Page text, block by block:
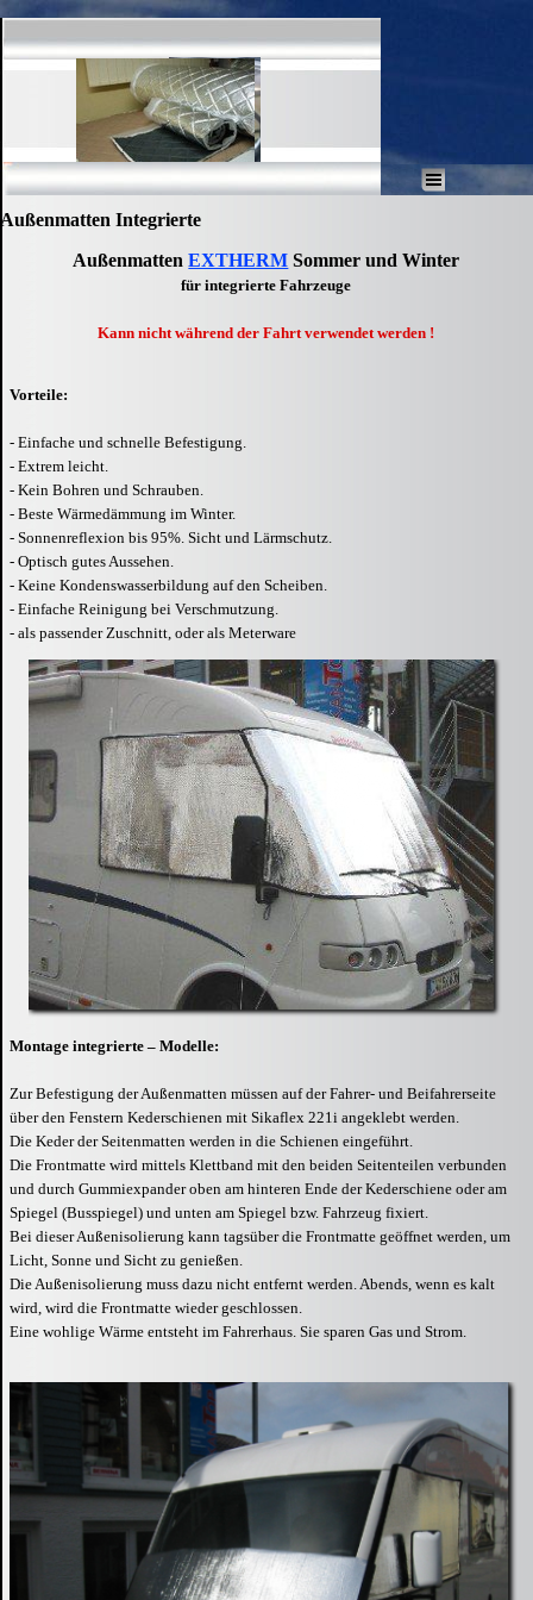
Direkt zum Seiteninhalt
Außenmatten Integrierte
AußenmattenEXTHERM Sommer und Winter
für integrierte Fahrzeuge
Kann nicht während der Fahrt verwendet werden !
Vorteile:
- Einfache und schnelle Befestigung.
- Extrem leicht.
- Kein Bohren und Schrauben.
- Beste Wärmedämmung im Winter.
- Sonnenreflexion bis 95%. Sicht und Lärmschutz.
- Optisch gutes Aussehen.
- Keine Kondenswasserbildung auf den Scheiben.
- Einfache Reinigung bei Verschmutzung.
- als passender Zuschnitt, oder als Meterware
Montage integrierte – Modelle:
Zur Befestigung der Außenmatten müssen auf der Fahrer- und Beifahrerseite
über den Fenstern Kederschienen mit Sikaflex 221i angeklebt werden.
Die Keder der Seitenmatten werden in die Schienen eingeführt.
Die Frontmatte wird mittels Klettband mit den beiden Seitenteilen verbunden
und durch Gummiexpander oben am hinteren Ende der Kederschiene oder am
Spiegel (Busspiegel) und unten am Spiegel bzw. Fahrzeug fixiert.
Bei dieser Außenisolierung kann tagsüber die Frontmatte geöffnet werden, um
Licht, Sonne und Sicht zu genießen.
Die Außenisolierung muss dazu nicht entfernt werden. Abends, wenn es kalt
wird, wird die Frontmatte wieder geschlossen.
Eine wohlige Wärme entsteht im Fahrerhaus. Sie sparen Gas und Strom.